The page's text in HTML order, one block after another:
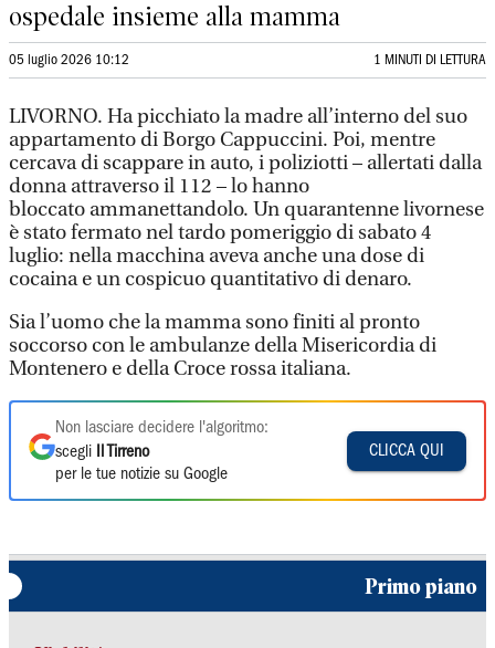
ospedale insieme alla mamma
05 luglio 2026 10:12 1 MINUTI DI LETTURA
LIVORNO. Ha picchiato la madre all’interno del suo
appartamento di Borgo Cappuccini. Poi, mentre
cercava di scappare in auto, i poliziotti – allertati dalla
donna attraverso il 112 – lo hanno
bloccato ammanettandolo. Un quarantenne livornese
è stato fermato nel tardo pomeriggio di sabato 4
luglio: nella macchina aveva anche una dose di
cocaina e un cospicuo quantitativo di denaro.
Sia l’uomo che la mamma sono finiti al pronto
soccorso con le ambulanze della Misericordia di
Montenero e della Croce rossa italiana.
Non lasciare decidere l'algoritmo:
scegli
Il Tirreno
per le tue notizie su Google
CLICCA QUI
Primo piano